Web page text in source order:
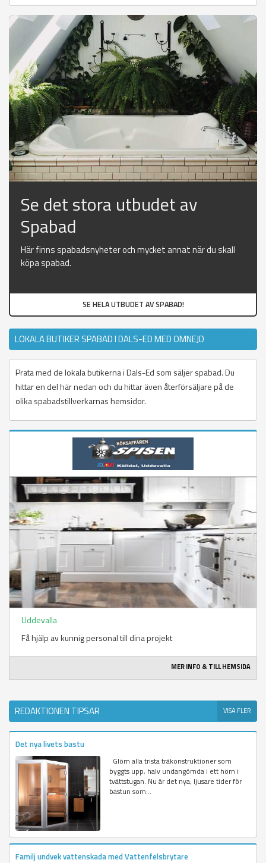
Se det stora utbudet av
Spabad
Här finns spabadsnyheter och mycket annat när du skall
köpa spabad.
SE HELA UTBUDET AV SPABAD!
LOKALA BUTIKER SPABAD I DALS-ED MED OMNEJD
Prata med de lokala butikerna i Dals-Ed som säljer spabad. Du
hittar en del här nedan och du hittar även återförsäljare på de
olika spabadstillverkarnas hemsidor.
Uddevalla
Få hjälp av kunnig personal till dina projekt
MER INFO & TILL HEMSIDA
REDAKTIONEN TIPSAR VISA FLER
Det nya livets bastu
Glöm alla trista träkonstruktioner som
byggts upp, halv undangömda i ett hörn i
tvättstugan. Nu är det nya, ljusare tider för
bastun som...
Familj undvek vattenskada med Vattenfelsbrytare